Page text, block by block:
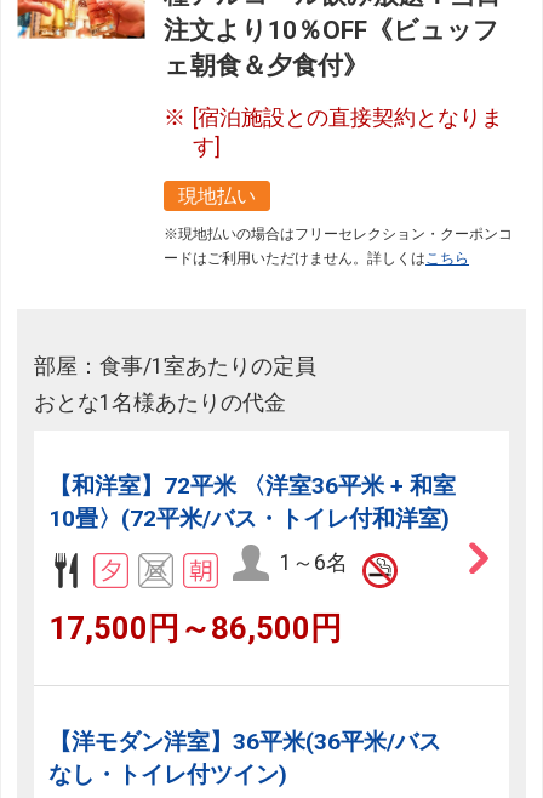
注文より10％OFF《ビュッフ
ェ朝食＆夕食付》
[宿泊施設との直接契約となりま
す]
現地払い
※現地払いの場合はフリーセレクション・クーポンコ
ードはご利用いただけません。詳しくはこちら
部屋：食事/1室あたりの定員
おとな1名様あたりの代金
【和洋室】72平米 〈洋室36平米 + 和室
10畳〉(72平米/バス・トイレ付和洋室)
1～6名
17,500円～86,500円
【洋モダン洋室】36平米(36平米/バス
なし・トイレ付ツイン)
フリーセレクション・クーポンコードのご利用につ
フリーセレクションをご利用いただけない商品
JR回数券類、ギフト券、外国通貨、直接契約型宿泊プラン、土
産品、旅行積立商品、当社が指定した商品が利用できません。
い商品
旅館・ホテルなど宿泊施設での現地支払いにはご利用いただけま
せん。
閉じる